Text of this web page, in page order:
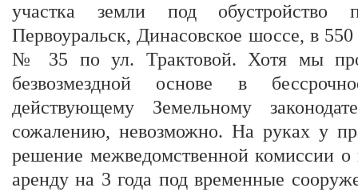
участка земли под обустройство
Первоуральск, Динасовское шоссе, в
№ 35 по ул. Трактовой. Хотя мы
безвозмездной основе в
действующему Земельному
сожалению, невозможно. На руках у
решение межведомственной комиссии о
аренду на 3 года под временные